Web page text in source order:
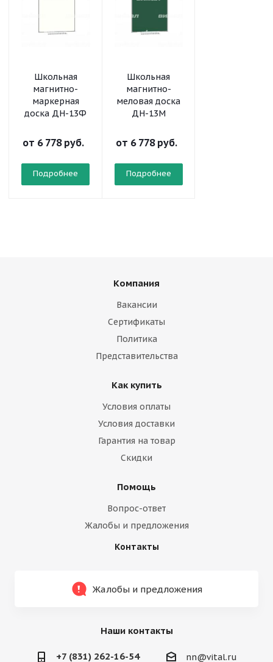
Школьная
магнитно-
маркерная
доска ДН-13Ф
от 6 778 руб.
Подробнее
Школьная
магнитно-
меловая доска
ДН-13М
от 6 778 руб.
Подробнее
Компания
Вакансии
Сертификаты
Политика
Представительства
Как купить
Условия оплаты
Условия доставки
Гарантия на товар
Скидки
Помощь
Вопрос-ответ
Жалобы и предложения
Контакты
Жалобы и предложения
Наши контакты
+7 (831) 262-16-54 nn@vital.ru